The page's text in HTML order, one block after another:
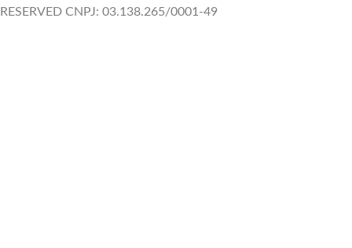
RESERVED CNPJ: 03.138.265/0001-49